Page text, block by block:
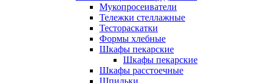
Мукопросеиватели
Тележки стеллажные
Тестораскатки
Формы хлебные
Шкафы пекарские
Шкафы пекарские
Шкафы расстоечные
Шпильки